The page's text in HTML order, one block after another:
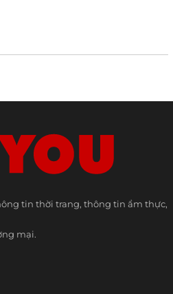
tin thời trang, thông tin ẩm thực,
mại.